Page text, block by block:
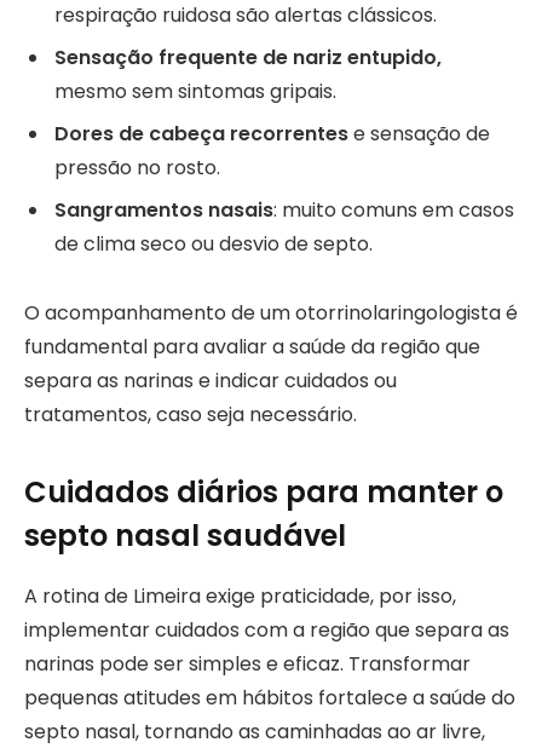
respiração ruidosa são alertas clássicos.
Sensação frequente de nariz entupido,
mesmo sem sintomas gripais.
Dores de cabeça recorrentese sensação de
pressão no rosto.
Sangramentos nasais: muito comuns em casos
de clima seco ou desvio de septo.
O acompanhamento de um otorrinolaringologista é
fundamental para avaliar a saúde da região que
separa as narinas e indicar cuidados ou
tratamentos, caso seja necessário.
Cuidados diários para manter o
septo nasal saudável
A rotina de Limeira exige praticidade, por isso,
implementar cuidados com a região que separa as
narinas pode ser simples e eficaz. Transformar
pequenas atitudes em hábitos fortalece a saúde do
septo nasal, tornando as caminhadas ao ar livre,